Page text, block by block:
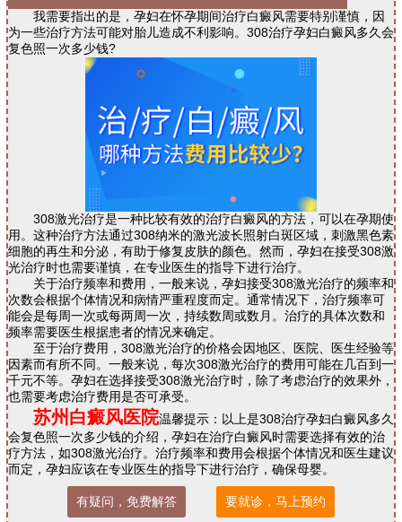
我需要指出的是，孕妇在怀孕期间治疗白癜风需要特别谨慎，因
为一些治疗方法可能对胎儿造成不利影响。308治疗孕妇白癜风多久会
复色照一次多少钱?
308激光治疗是一种比较有效的治疗白癜风的方法，可以在孕期使
用。这种治疗方法通过308纳米的激光波长照射白斑区域，刺激黑色素
细胞的再生和分泌，有助于修复皮肤的颜色。然而，孕妇在接受308激
光治疗时也需要谨慎，在专业医生的指导下进行治疗。
关于治疗频率和费用，一般来说，孕妇接受308激光治疗的频率和
次数会根据个体情况和病情严重程度而定。通常情况下，治疗频率可
能会是每周一次或每两周一次，持续数周或数月。治疗的具体次数和
频率需要医生根据患者的情况来确定。
至于治疗费用，308激光治疗的价格会因地区、医院、医生经验等
因素而有所不同。一般来说，每次308激光治疗的费用可能在几百到一
千元不等。孕妇在选择接受308激光治疗时，除了考虑治疗的效果外，
也需要考虑治疗费用是否可承受。
苏州白癜风医院温馨提示：以上是308治疗孕妇白癜风多久
会复色照一次多少钱的介绍，孕妇在治疗白癜风时需要选择有效的治
疗方法，如308激光治疗。治疗频率和费用会根据个体情况和医生建议
而定，孕妇应该在专业医生的指导下进行治疗，确保母婴。
有疑问，免费解答 要就诊，马上预约